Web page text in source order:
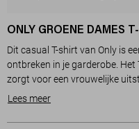
ONLY GROENE DAMES T-
Dit casual T-shirt van Only is
ontbreken in je garderobe. Het
zorgt voor een vrouwelijke
regular fit een comfortabele
voor een zacht gevoel op je
Lees meer